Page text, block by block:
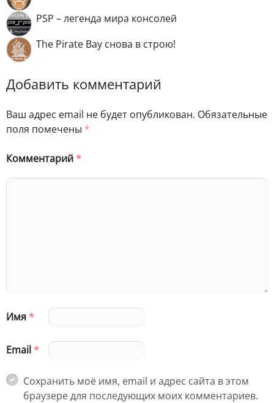
PSP – легенда мира консолей
The Pirate Bay снова в строю!
Добавить комментарий
Ваш адрес email не будет опубликован. Обязательные
поля помечены *
Комментарий*
Имя*
Email*
Сохранить моё имя, email и адрес сайта в этом
браузере для последующих моих комментариев.